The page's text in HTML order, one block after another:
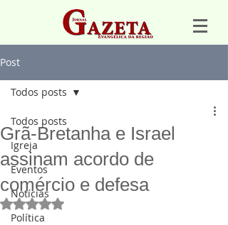
Post
Todos posts
Igreja
Eventos
Notícias
Política
Todos posts
Grã-Bretanha e Israel
assinam acordo de
comércio e defesa
Avaliado com NaN de 5 estrelas.